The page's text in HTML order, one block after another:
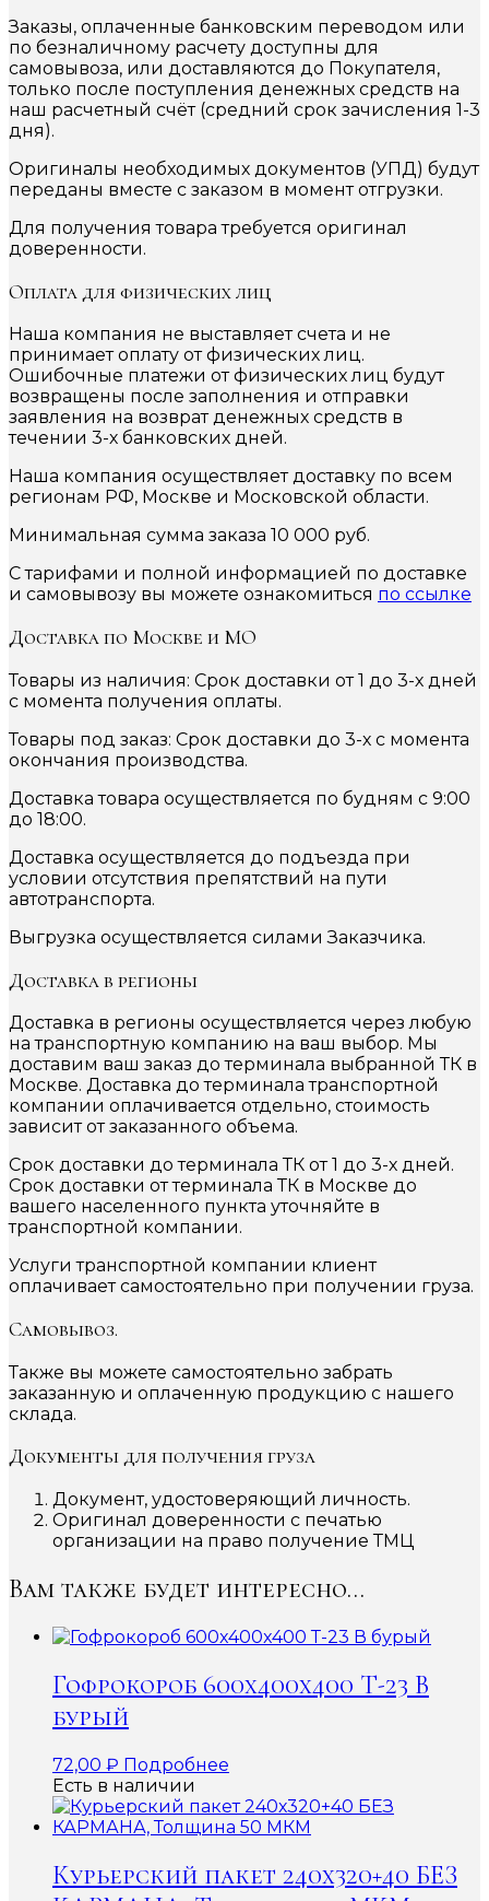
Заказы, оплаченные банковским переводом или
по безналичному расчету доступны для
самовывоза, или доставляются до Покупателя,
только после поступления денежных средств на
наш расчетный счёт (средний срок зачисления 1-3
дня).
Оригиналы необходимых документов (УПД) будут
переданы вместе с заказом в момент отгрузки.
Для получения товара требуется оригинал
доверенности.
Оплата для физических лиц
Наша компания не выставляет счета и не
принимает оплату от физических лиц.
Ошибочные платежи от физических лиц будут
возвращены после заполнения и отправки
заявления на возврат денежных средств в
течении 3-х банковских дней.
Наша компания осуществляет доставку по всем
регионам РФ, Москве и Московской области.
Минимальная сумма заказа 10 000 руб.
С тарифами и полной информацией по доставке
и самовывозу вы можете ознакомиться по ссылке
Доставка по Москве и МО
Товары из наличия: Срок доставки от 1 до 3-х дней
с момента получения оплаты.
Товары под заказ: Срок доставки до 3-х с момента
окончания производства.
Доставка товара осуществляется по будням с 9:00
до 18:00.
Доставка осуществляется до подъезда при
условии отсутствия препятствий на пути
автотранспорта.
Выгрузка осуществляется силами Заказчика.
Доставка в регионы
Доставка в регионы осуществляется через любую
на транспортную компанию на ваш выбор. Мы
доставим ваш заказ до терминала выбранной ТК в
Москве. Доставка до терминала транспортной
компании оплачивается отдельно, стоимость
зависит от заказанного объема.
Срок доставки до терминала ТК от 1 до 3-х дней.
Срок доставки от терминала ТК в Москве до
вашего населенного пункта уточняйте в
транспортной компании.
Услуги транспортной компании клиент
оплачивает самостоятельно при получении груза.
Самовывоз.
Также вы можете самостоятельно забрать
заказанную и оплаченную продукцию с нашего
склада.
Документы для получения груза
Документ, удостоверяющий личность.
Оригинал доверенности с печатью
организации на право получение ТМЦ
Вам также будет интересно…
Гофрокороб 600x400x400 Т-23 В
бурый
72,00 ₽ Подробнее
Есть в наличии
Курьерский пакет 240х320+40 БЕЗ